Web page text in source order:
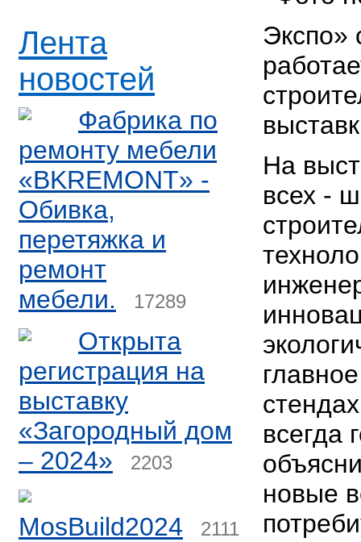
Лента
новостей
Фабрика по
ремонту мебели
«BKREMONT» -
Обивка,
перетяжка и
ремонт
мебели.
17289
Открыта
регистрация на
выставку
«Загородный дом
– 2024»
2203
MosBuild2024 2111
Экспо»
На
всех -
всегда
новые